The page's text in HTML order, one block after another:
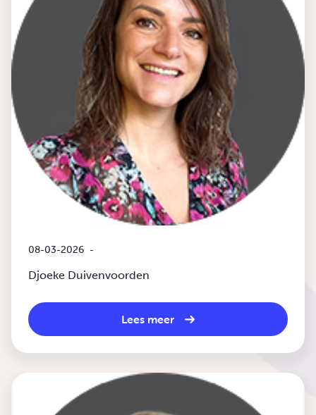
08-03-2026 -
Djoeke Duivenvoorden
Lees meer